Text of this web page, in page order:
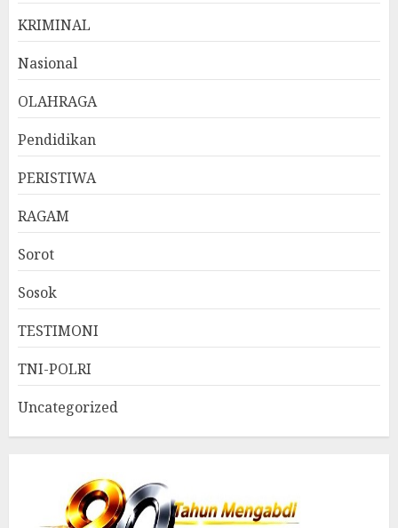
KRIMINAL
Nasional
OLAHRAGA
Pendidikan
PERISTIWA
RAGAM
Sorot
Sosok
TESTIMONI
TNI-POLRI
Uncategorized